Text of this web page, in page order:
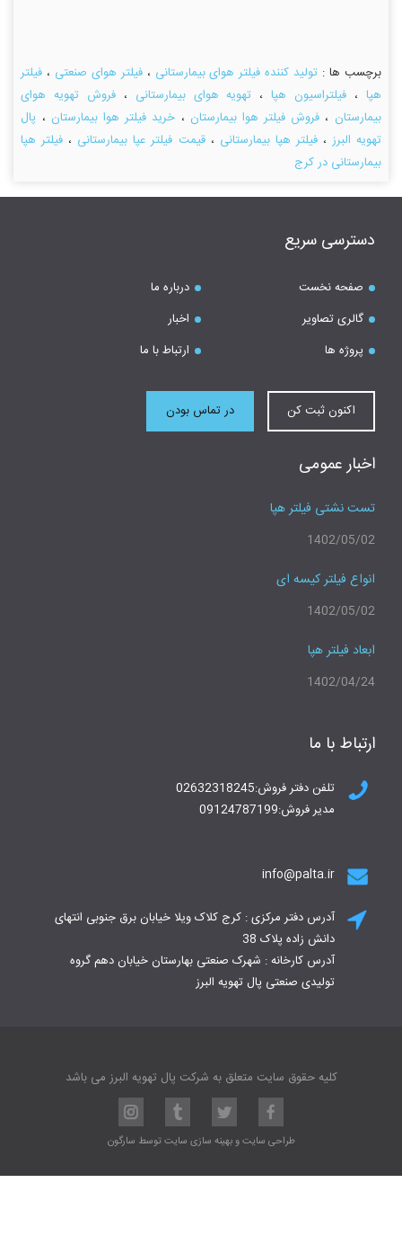
برچسب ها : تولید کننده فیلتر هوای بیمارستانی ،فیلتر هوای صنعتی ، فیلتر
هپا ،فیلتراسیون هپا، تهویه هوای بیمارستانی ، فروش تهویه هوای
بیمارستان ، فروش فیلتر هوا بیمارستان ، خرید فیلتر هوا بیمارستان ، پال
تهویه البرز ،فیلتر هپا بیمارستانی ،قیمت فیلتر عپا بیمارستانی ، فیلتر هپا
بیمارستانی در کرج
دسترسی سریع
صفحه نخست
درباره ما
گالری تصاویر
اخبار
پروژه ها
ارتباط با ما
اکنون ثبت کن در تماس بودن
اخبار عمومی
تست نشتی فیلتر هپا
1402/05/02
انواع فیلتر کیسه ای
1402/05/02
ابعاد فیلتر هپا
1402/04/24
ارتباط با ما
تلفن دفتر فروش:02632318245
مدیر فروش:09124787199
info@palta.ir
آدرس دفتر مرکزی : کرج کلاک ویلا خیابان برق جنوبی انتهای
دانش زاده پلاک 38
آدرس کارخانه : شهرک صنعتی بهارستان خیابان دهم گروه
تولیدی صنعتی پال تهویه البرز
کلیه حقوق سایت متعلق به شرکت پال تهویه البرز می باشد
طراحی سایتوبهینه سازی سایتتوسط سارگون